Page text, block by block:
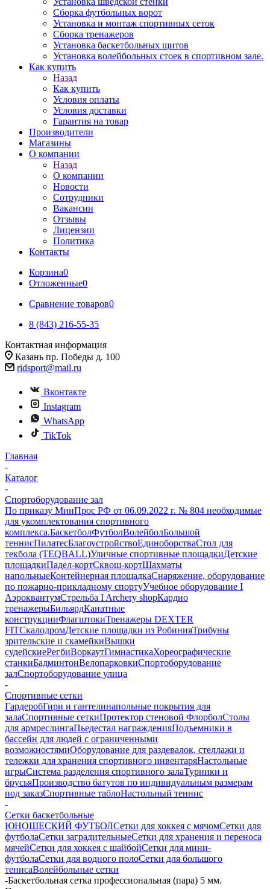
Сборка футбольных ворот
Установка и монтаж спортивных сеток
Сборка тренажеров
Установка баскетбольных щитов
Установка волейбольных стоек в спортивном зале.
Как купить
Назад
Как купить
Условия оплаты
Условия доставки
Гарантия на товар
Производители
Магазины
О компании
Назад
О компании
Новости
Сотрудники
Вакансии
Отзывы
Лицензии
Политика
Контакты
Корзина0
Отложенные0
Сравнение товаров0
8 (843) 216-55-35
Контактная информация
Казань пр. Победы д. 100
ridsport@mail.ru
Вконтакте
Instagram
WhatsApp
TikTok
Главная
-
Каталог
-
Спортоборудование зал
По приказу МинПрос РФ от 06.09.2022 г. № 804 необходимые
для укомплектования спортивного
комплекса.БаскетболФутболВолейболБольшой
теннисПилатесБлагоустройствоЕдиноборстваСтол для
текбола (TEQBALL)Уличные спортивные площадкиДетские
площадкиПадел-кортСквош-кортШахматы
напольныеКонтейнерная площадкаСнаряжение, оборудование
по пожарно-прикладному спортуУчебное оборудование I
АэроквантумСтрельба I Archery shopКардио
тренажерыБильярдКанатные
конструкцииФлагштокиТренажеры DEXTER
FITСкалодромДетские площадки из РобинияТрибуны
зрительские и скамейкиВышки
судейскиеРегбиВоркаутГимнастикаХореографические
станкиБадминтонВелопарковкиСпортоборудование
залСпортоборудование улица
-
Спортивные сетки
ГардеробГири и гантелинапольные покрытия для
залаСпортивные сеткиПротектор стеновой ФлорболСтолы
для армреслингаПьедестал награжденияПодъемники в
бассейн для людей с ограниченными
возможностямиОборудование для раздевалок, стеллажи и
тележки для хранения спортивного инвентаряНастольные
игрыСистема разделения спортивного залаТурники и
брусьяПроизводство батутов по индивидуальным размерам
под заказСпортивные таблоНастольный теннис
-
Сетки баскетбольные
ЮНОШЕСКИЙ ФУТБОЛСетки для хоккея с мячомСетки для
футболаСетки заградительныеСетки для хранения и переноса
мячейСетки для хоккея с шайбойСетки для мини-
футболаСетки для водного полоСетки для большого
тенисаВолейбольные сетки
-Баскетбольная сетка профессиональная (пара) 5 мм.